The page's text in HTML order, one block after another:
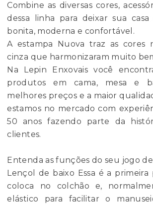
Combine as diversas cores,
dessa linha para deixar sua casa
bonita, moderna e confortável.
A estampa Nuova traz as cores
cinza que harmonizaram muito
Na Lepin Enxovais você
produtos em cama, mesa e
melhores preços e a maior
estamos no mercado com
50 anos fazendo parte da
clientes.
Entenda as funções do seu jogo
Lençol de baixo Essa é a
coloca no colchão e,
elástico para facilitar o